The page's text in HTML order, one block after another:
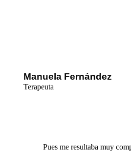
Manuela Fernández
Terapeuta
Pues me resultaba muy